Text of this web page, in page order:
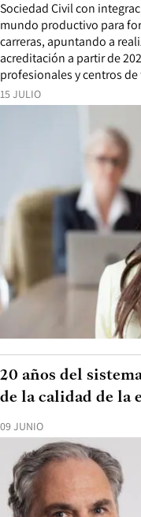
15 JULIO
Sociedad Civil con
mundo productivo para
carreras, apuntando a
acreditación a partir de
profesionales y centros
09 JUNIO
20 años del
de la calidad de la